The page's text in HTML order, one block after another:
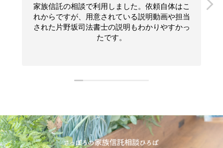
家族信託の相談で利用しました。依頼自体はこ
れからですが、用意されている説明動画や担当
された片野坂司法書士の説明もわかりやすかっ
たです。